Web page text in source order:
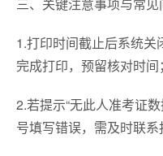
1.打印时间截止后系统
完成打印，预留核对时间；
2.若提示“无此人准考证
号填写错误，需及时联系